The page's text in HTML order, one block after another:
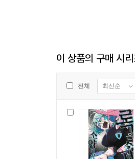
이 상품의 구매 시
전체 최신순